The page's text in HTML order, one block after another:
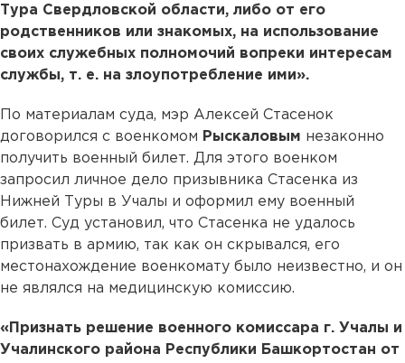
Тура Свердловской области, либо от его
родственников или знакомых, на использование
своих служебных полномочий вопреки интересам
службы, т. е. на злоупотребление ими».
По материалам суда, мэр Алексей Стасенок
договорился с военкомом Рыскаловым незаконно
получить военный билет. Для этого военком
запросил личное дело призывника Стасенка из
Нижней Туры в Учалы и оформил ему военный
билет. Суд установил, что Стасенка не удалось
призвать в армию, так как он скрывался, его
местонахождение военкомату было неизвестно, и он
не являлся на медицинскую комиссию.
«Признать решение военного комиссара г. Учалы и
Учалинского района Республики Башкортостан от